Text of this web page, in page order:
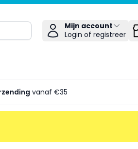
Mijn account
Login of registreer
vanaf €35